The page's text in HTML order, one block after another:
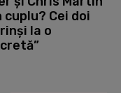
Cei doi
la o